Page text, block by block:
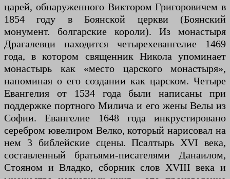
царей, обнаруженного Виктором Григоровичем в
1854 году в Боянской церкви (Боянский
монумент. болгарские короли). Из монастыря
Драгалевци находится четырехевангелие 1469
года, в котором священник Никола упоминает
монастырь как «место царского монастыря»,
напоминая о его создании как царском. Четыре
Евангелия от 1534 года были написаны при
поддержке портного Милича и его жены Велы из
Софии. Евангелие 1648 года инкрустировано
серебром ювелиром Велко, который нарисовал на
нем 3 библейские сцены. Псалтырь XVI века,
составленный братьями-писателями Данаилом,
Стояном и Владко, сборник слов XVIII века и